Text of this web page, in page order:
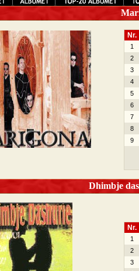
Nr.
1
2
3
4
5
6
7
8
9
Dhimbje
Nr.
1
2
3